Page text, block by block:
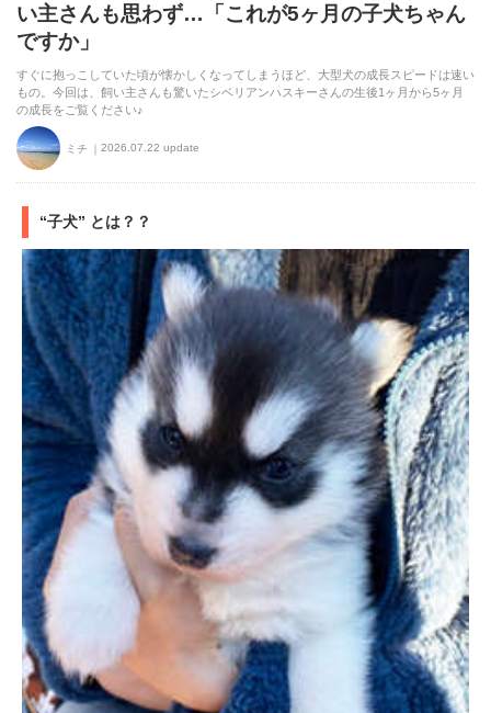
い主さんも思わず…「これが5ヶ月の子犬ちゃん
ですか」
すぐに抱っこしていた頃が懐かしくなってしまうほど、大型犬の成長スピードは速い
もの。今回は、飼い主さんも驚いたシベリアンハスキーさんの生後1ヶ月から5ヶ月
の成長をご覧ください♪
ミチ 2026.07.22 update
“子犬” とは？？